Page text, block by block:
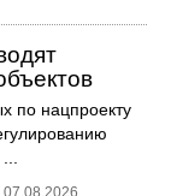
по нацпроекту
07.08.2026